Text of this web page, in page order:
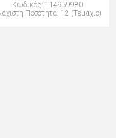
Κωδικός: 114959980
Ποσότητα: 12 (Τεμάχιο)